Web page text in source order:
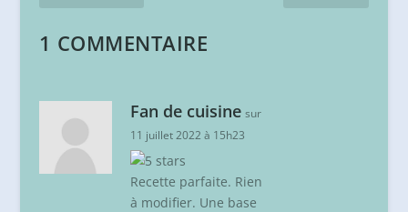
1 COMMENTAIRE
Fan de cuisine sur
11 juillet 2022 à 15h23
Recette parfaite. Rien
à modifier. Une base